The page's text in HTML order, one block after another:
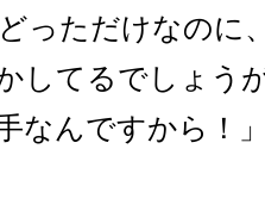
っただけなのに
してるでしょ
なんですから！